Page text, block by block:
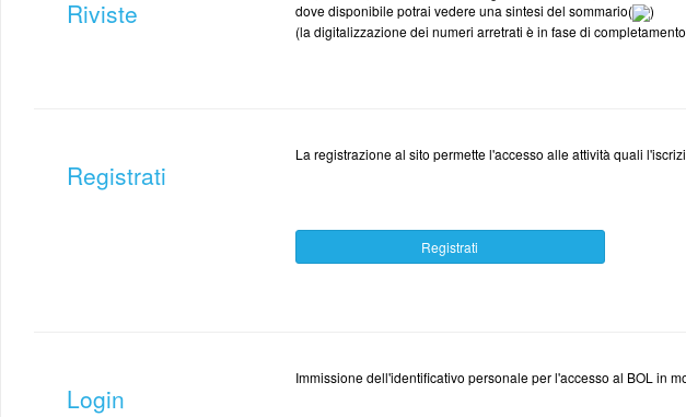
Riviste
dove disponibile potrai vedere una sintesi del sommario(
)
(la digitalizzazione dei numeri arretrati è in fase di
Registrati
La registrazione al sito permette l'accesso alle attività quali
Registrati
Login
Immissione dell'identificativo personale per l'accesso al BOL in